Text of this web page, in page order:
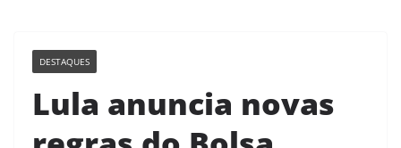
DESTAQUES
Lula anuncia novas